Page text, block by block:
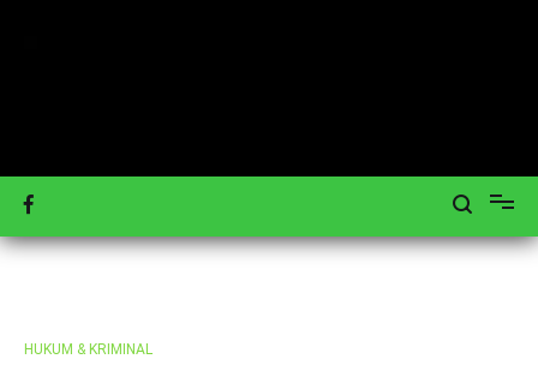
Tagar-News.com
Mengulas Peristiwa Teraktual
HUKUM & KRIMINAL